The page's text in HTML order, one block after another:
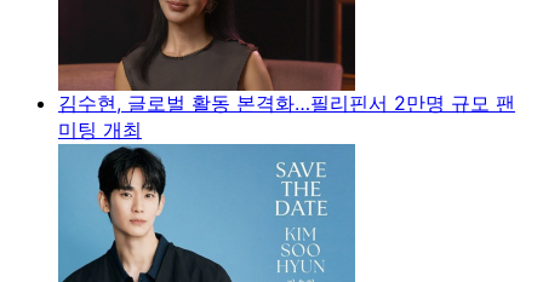
김수현, 글로벌 활동 본격화…필리핀서 2만명 규모 팬
미팅 개최